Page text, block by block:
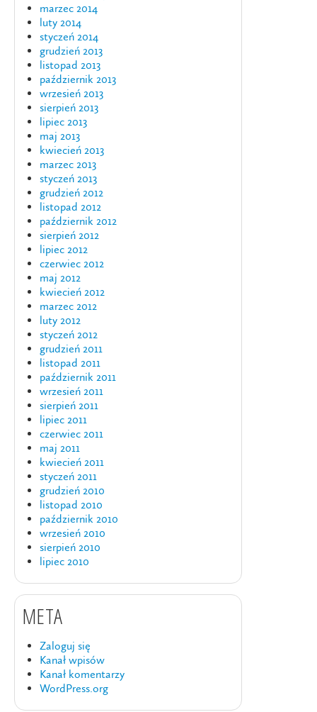
marzec 2014
luty 2014
styczeń 2014
grudzień 2013
listopad 2013
październik 2013
wrzesień 2013
sierpień 2013
lipiec 2013
maj 2013
kwiecień 2013
marzec 2013
styczeń 2013
grudzień 2012
listopad 2012
październik 2012
sierpień 2012
lipiec 2012
czerwiec 2012
maj 2012
kwiecień 2012
marzec 2012
luty 2012
styczeń 2012
grudzień 2011
listopad 2011
październik 2011
wrzesień 2011
sierpień 2011
lipiec 2011
czerwiec 2011
maj 2011
kwiecień 2011
styczeń 2011
grudzień 2010
listopad 2010
październik 2010
wrzesień 2010
sierpień 2010
lipiec 2010
META
Zaloguj się
Kanał wpisów
Kanał komentarzy
WordPress.org